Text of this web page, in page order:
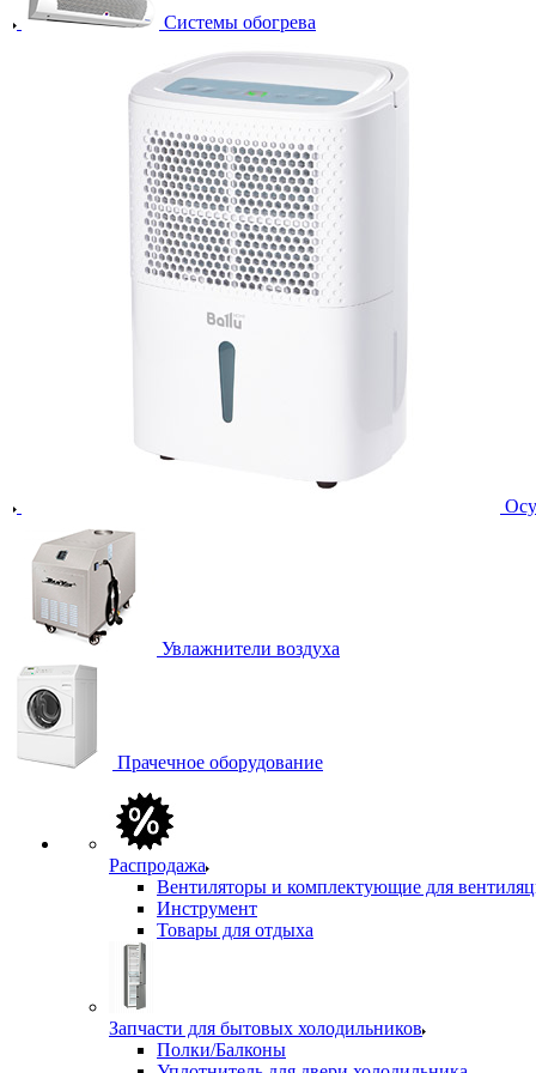
Системы обогрева
Увлажнители воздуха
Прачечное оборудование
Распродажа
Вентиляторы и комплектующие для
Инструмент
Товары для отдыха
Запчасти для бытовых холодильников
Полки/Балконы